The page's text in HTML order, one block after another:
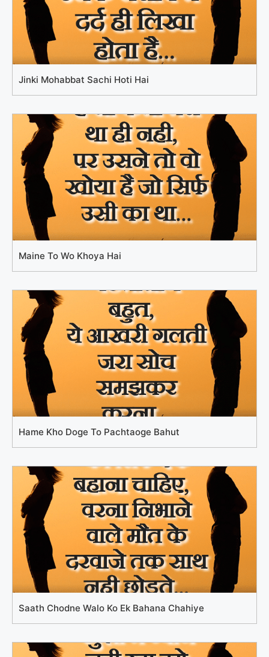
Jinki Mohabbat Sachi Hoti Hai
Maine To Wo Khoya Hai
Hame Kho Doge To Pachtaoge Bahut
Saath Chodne Walo Ko Ek Bahana Chahiye